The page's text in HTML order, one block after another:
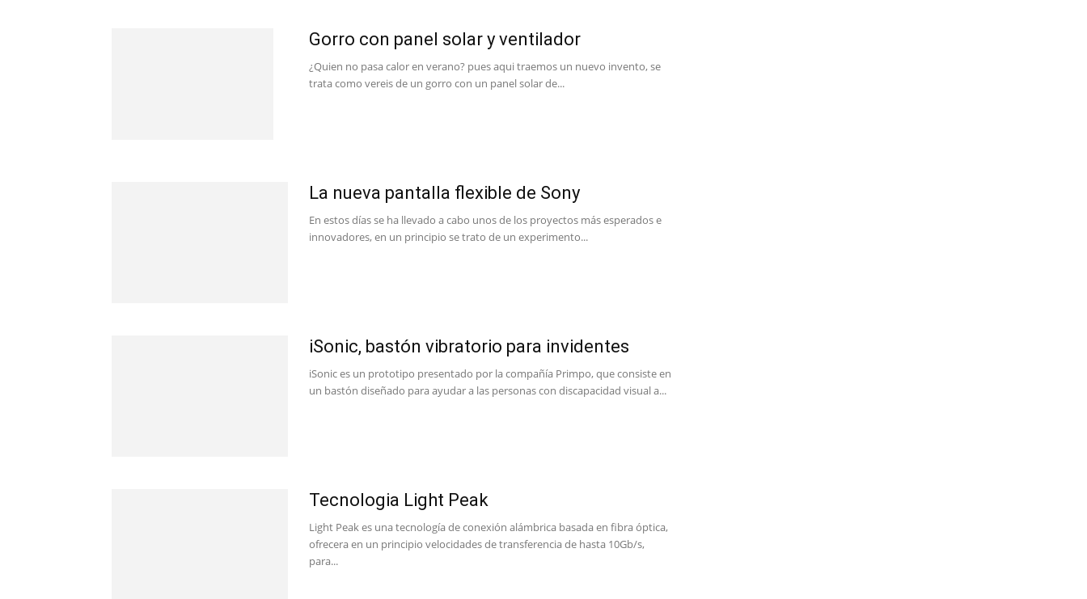
Gorro con panel solar y ventilador
¿Quien no pasa calor en verano? pues aqui traemos un nuevo invento, se
trata como vereis de un gorro con un panel solar de...
La nueva pantalla flexible de Sony
En estos días se ha llevado a cabo unos de los proyectos más esperados e
innovadores, en un principio se trato de un experimento...
iSonic, bastón vibratorio para invidentes
iSonic es un prototipo presentado por la compañía Primpo, que consiste en
un bastón diseñado para ayudar a las personas con discapacidad visual a...
Tecnologia Light Peak
Light Peak es una tecnología de conexión alámbrica basada en fibra óptica,
ofrecera en un principio velocidades de transferencia de hasta 10Gb/s,
para...